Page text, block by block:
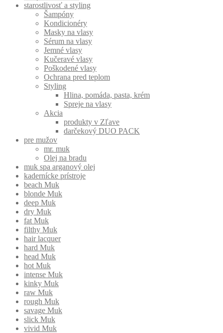
starostlivosť a styling
Šampóny
Kondicionéry
Masky na vlasy
Sérum na vlasy
Jemné vlasy
Kučeravé vlasy
Poškodené vlasy
Ochrana pred teplom
Styling
Hlina, pomáda, pasta, krém
Spreje na vlasy
Akcia
produkty v Zľave
darčekový DUO PACK
pre mužov
mr. muk
Olej na bradu
muk spa arganový olej
kadernícke prístroje
beach Muk
blonde Muk
deep Muk
dry Muk
fat Muk
filthy Muk
hair lacquer
hard Muk
head Muk
hot Muk
intense Muk
kinky Muk
raw Muk
rough Muk
savage Muk
slick Muk
vivid Muk